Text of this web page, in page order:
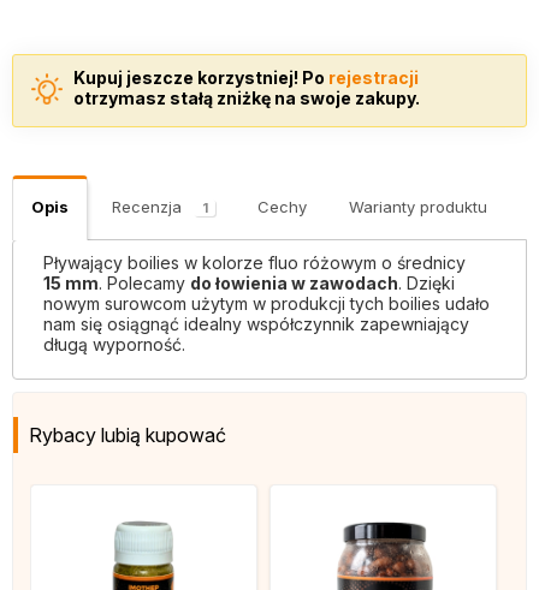
Kupuj jeszcze korzystniej! Po rejestracji
otrzymasz stałą zniżkę na swoje zakupy.
Opis Recenzja 1 Cechy Warianty produktu
Pływający boilies w kolorze fluo różowym o średnicy
15 mm. Polecamy do łowienia w zawodach. Dzięki
nowym surowcom użytym w produkcji tych boilies udało
nam się osiągnąć idealny współczynnik zapewniający
długą wyporność.
Rybacy lubią kupować